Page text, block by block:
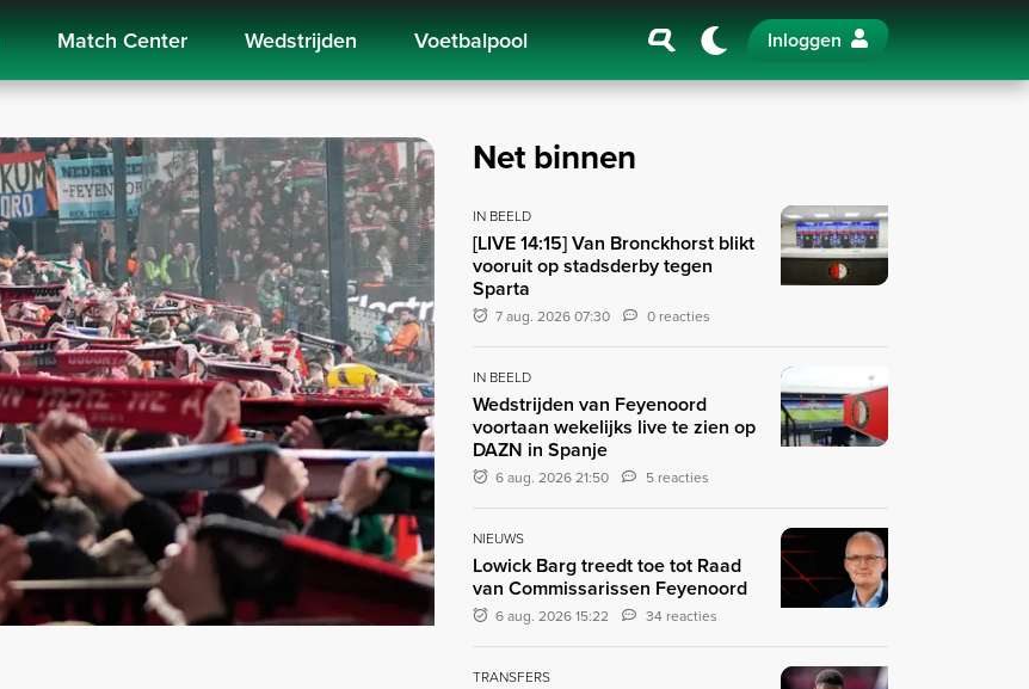
Match Center Wedstrijden Voetbalpool Inloggen
Net binnen
IN BEELD
[LIVE 14:15] Van Bronckhorst blikt
vooruit op stadsderby tegen
Sparta
7 aug. 2026 07:30 0 reacties
IN BEELD
Wedstrijden van Feyenoord
voortaan wekelijks live te zien op
DAZN in Spanje
6 aug. 2026 21:50 5 reacties
NIEUWS
Lowick Barg treedt toe tot Raad
van Commissarissen Feyenoord
6 aug. 2026 15:22 34 reacties
TRANSFERS